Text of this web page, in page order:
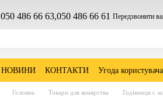
050 486 66 63,050 486 66 61 Передзвонити
НОВИНИ КОНТАКТИ Угода користувача
Головна Товари для конярства Годівниця с